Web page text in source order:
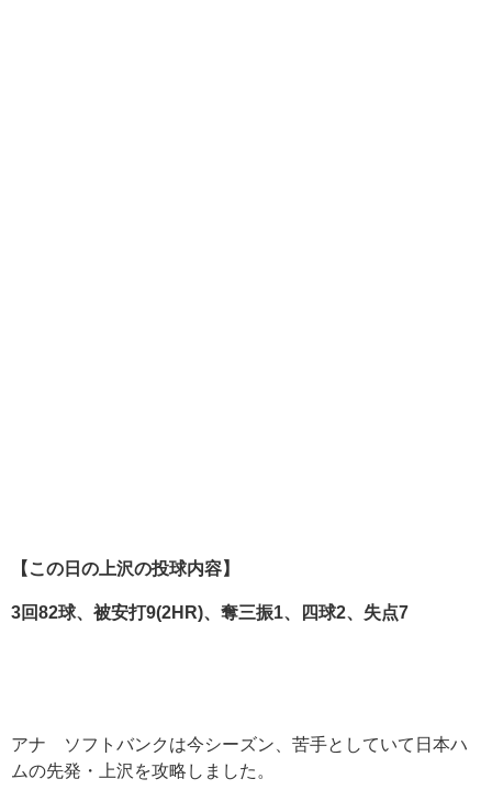
【この日の上沢の投球内容】
3回82球、被安打9(2HR) 、奪三振1 、四球2 、失点7
アナ ソフトバンクは今シーズン、苦手としていて日本ハ
ムの先発・上沢を攻略しました。